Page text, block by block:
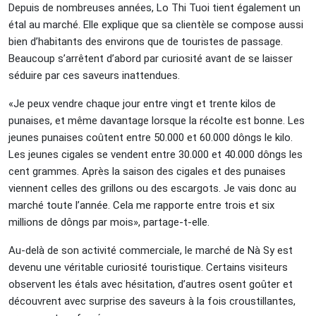
Depuis de nombreuses années, Lo Thi Tuoi tient également un
étal au marché. Elle explique que sa clientèle se compose aussi
bien d’habitants des environs que de touristes de passage.
Beaucoup s’arrêtent d’abord par curiosité avant de se laisser
séduire par ces saveurs inattendues.
«Je peux vendre chaque jour entre vingt et trente kilos de
punaises, et même davantage lorsque la récolte est bonne. Les
jeunes punaises coûtent entre 50.000 et 60.000 dôngs le kilo.
Les jeunes cigales se vendent entre 30.000 et 40.000 dôngs les
cent grammes. Après la saison des cigales et des punaises
viennent celles des grillons ou des escargots. Je vais donc au
marché toute l’année. Cela me rapporte entre trois et six
millions de dôngs par mois», partage-t-elle.
Au-delà de son activité commerciale, le marché de Nà Sy est
devenu une véritable curiosité touristique. Certains visiteurs
observent les étals avec hésitation, d’autres osent goûter et
découvrent avec surprise des saveurs à la fois croustillantes,